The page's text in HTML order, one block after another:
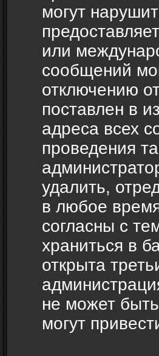
могут
или
сообщений
отключению
поставлен в
адреса всех
проведения
удалить,
в любое
согласны с
храниться в
открыта
не может
могут